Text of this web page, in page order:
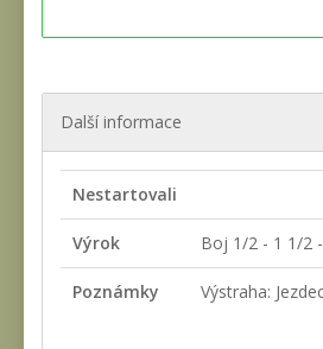
Další informace
Nestartovali
Výrok Boj 1/2 - 1 1/2
Poznámky Výstraha: